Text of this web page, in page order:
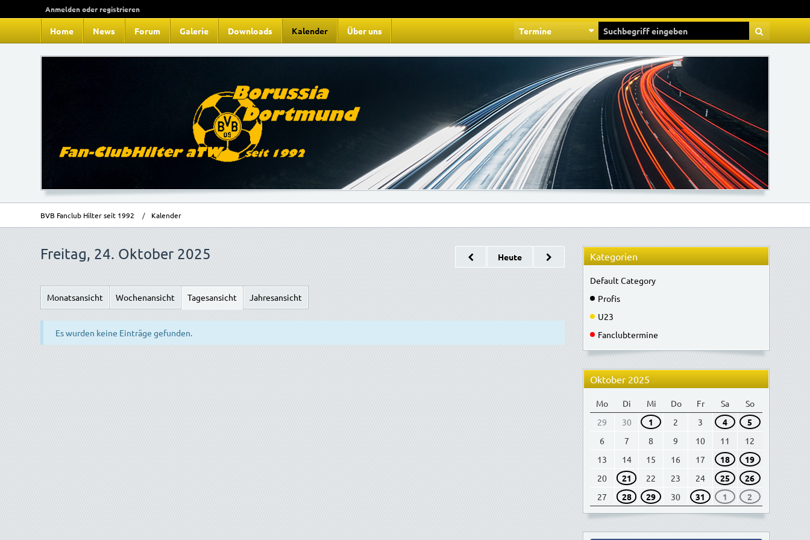
Home News Forum Galerie Downloads Kalender Über uns
Anmelden oder registrieren
Termine
BVB Fanclub Hilter seit 1992 Kalender
Freitag, 24. Oktober 2025 Heute
Monatsansicht Wochenansicht Tagesansicht Jahresansicht
Es wurden keine Einträge gefunden.
Kategorien
Default Category
Profis
U23
Fanclubtermine
Oktober 2025
Mo Di Mi Do Fr Sa
So
29
30 1 2 3 4
5
6
7 8 9 10 11
12
13
14 15 16 17 18
19
20
21 22 23 24 25
26
27
28 29 30 31 1 2